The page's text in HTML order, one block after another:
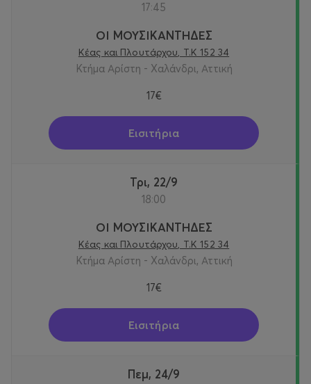
17:45
ΟΙ ΜΟΥΣΙΚΑΝΤΗΔΕΣ
Κέας και Πλουτάρχου, Τ.Κ 152 34
Κτήμα Αρίστη - Χαλάνδρι, Αττική
17€
Εισιτήρια
Τρι, 22/9
18:00
ΟΙ ΜΟΥΣΙΚΑΝΤΗΔΕΣ
Κέας και Πλουτάρχου, Τ.Κ 152 34
Κτήμα Αρίστη - Χαλάνδρι, Αττική
17€
Εισιτήρια
Πεμ, 24/9